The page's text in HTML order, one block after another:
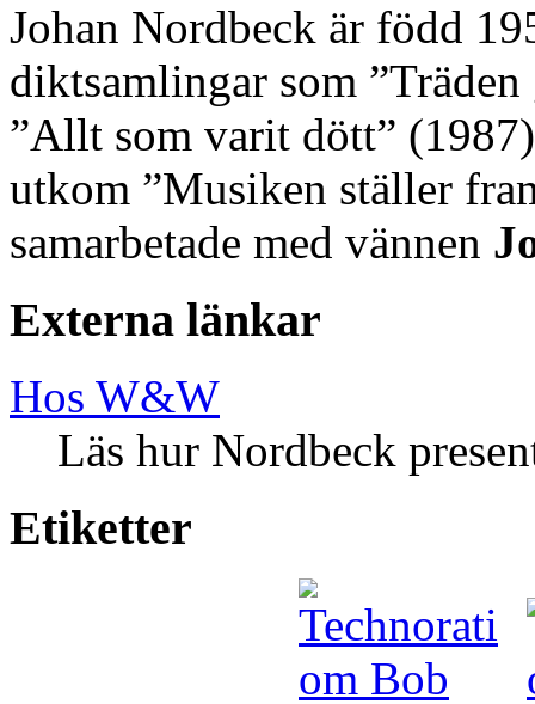
Johan Nordbeck är född
diktsamlingar som
”Allt som varit dött”
utkom ”Musiken ställer
samarbetade med vännen
Externa länkar
Hos W&W
Läs hur Nordbeck
Etiketter